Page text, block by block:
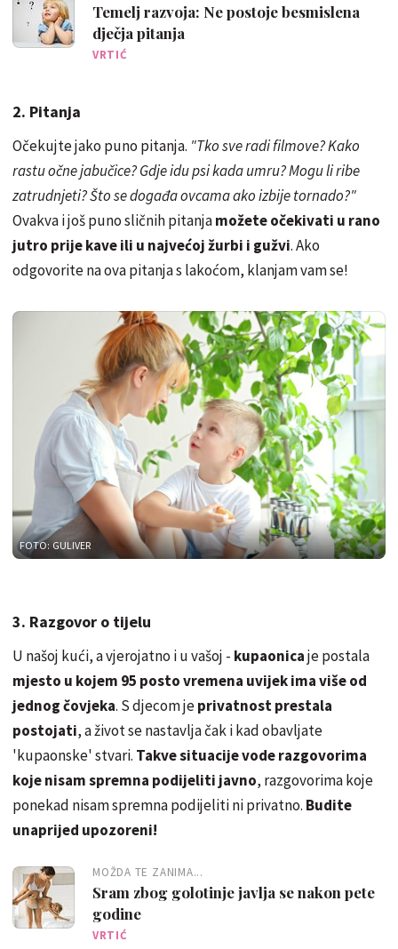
Temelj razvoja: Ne postoje besmislena
dječja pitanja
VRTIĆ
2. Pitanja
Očekujte jako puno pitanja. "Tko sve radi filmove? Kako
rastu očne jabučice? Gdje idu psi kada umru? Mogu li ribe
zatrudnjeti? Što se događa ovcama ako izbije tornado?"
Ovakva i još puno sličnih pitanjamožete očekivati u rano
jutro prije kave ili u najvećoj žurbi i gužvi. Ako
odgovorite na ova pitanja s lakoćom, klanjam vam se!
FOTO: GULIVER
3. Razgovor o tijelu
U našoj kući, a vjerojatno i u vašoj - kupaonicaje postala
mjesto u kojem 95 posto vremena uvijek ima više od
jednog čovjeka. S djecom jeprivatnost prestala
postojati, a život se nastavlja čak i kad obavljate
'kupaonske' stvari. Takve situacije vode razgovorima
koje nisam spremna podijeliti javno, razgovorima koje
ponekad nisam spremna podijeliti ni privatno. Budite
unaprijed upozoreni!
MOŽDA TE ZANIMA...
Sram zbog golotinje javlja se nakon pete
godine
VRTIĆ